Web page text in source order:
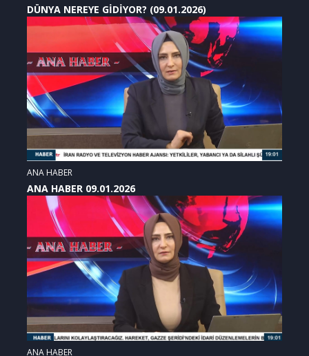
DÜNYA NEREYE GİDİYOR? (09.01.2026)
ANA HABER
ANA HABER 09.01.2026
ANA HABER